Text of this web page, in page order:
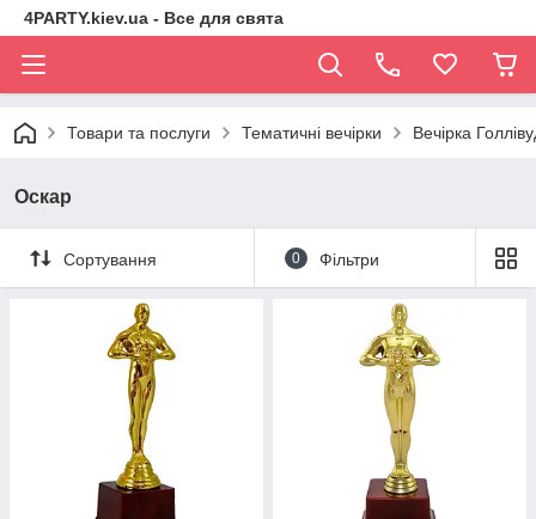
4PARTY.kiev.ua - Все для свята
Товари та послуги Тематичні вечірки Вечірка
Оскар
Сортування 0 Фільтри